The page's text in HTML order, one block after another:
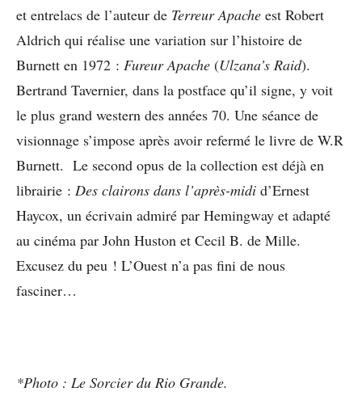
et entrelacs de l’auteur de Terreur Apache est Robert
Aldrich qui réalise une variation sur l’histoire de
Burnett en 1972 : Fureur Apache (Ulzana’s Raid).
Bertrand Tavernier, dans la postface qu’il signe, y voit
le plus grand western des années 70. Une séance de
visionnage s’impose après avoir refermé le livre de W.R
Burnett. Le second opus de la collection est déjà en
librairie : Des clairons dans l’après-midi d’Ernest
Haycox, un écrivain admiré par Hemingway et adapté
au cinéma par John Huston et Cecil B. de Mille.
Excusez du peu ! L’Ouest n’a pas fini de nous
fasciner…
*Photo : Le Sorcier du Rio Grande.